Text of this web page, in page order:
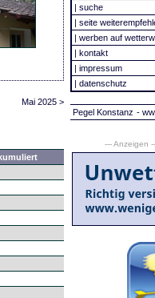
Mai 2025 >
| suche
| seite
| werben auf
| kontakt
| impressum
| datenschutz
Pegel Konstanz -
--- Anzeigen